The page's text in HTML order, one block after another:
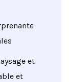
et
et